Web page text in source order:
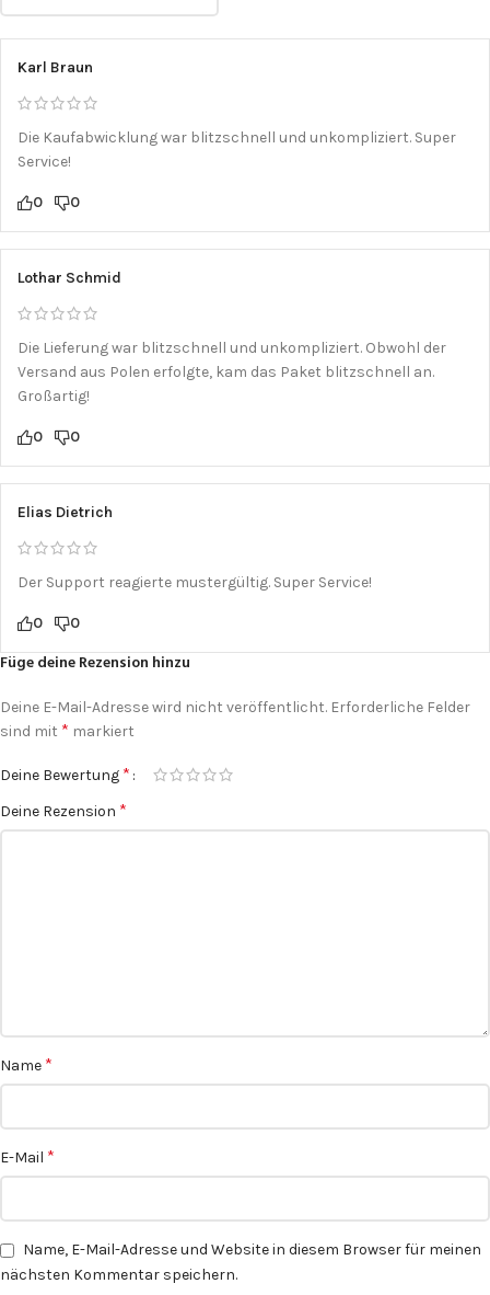
Karl Braun
Die Kaufabwicklung war blitzschnell und unkompliziert. Super
Service!
0 0
Lothar Schmid
Die Lieferung war blitzschnell und unkompliziert. Obwohl der
Versand aus Polen erfolgte, kam das Paket blitzschnell an.
Großartig!
0 0
Elias Dietrich
Der Support reagierte mustergültig. Super Service!
0 0
Füge deine Rezension hinzu
Deine E-Mail-Adresse wird nicht veröffentlicht. Erforderliche Felder
sind mit * markiert
Deine Bewertung *
Deine Rezension *
Name *
E-Mail *
Name, E-Mail-Adresse und Website in diesem Browser für meinen
nächsten Kommentar speichern.